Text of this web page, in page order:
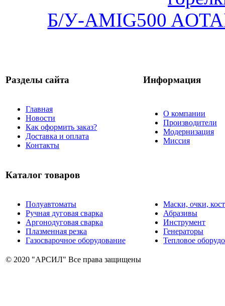
Б/У-AMIG500
Разделы сайта Информация
Главная
Новости
Как оформить заказ?
Доставка и оплата
Контакты
О компании
Производители
Модернизация
Миссия
Каталог товаров
Полуавтоматы
Ручная дуговая сварка
Аргонодуговая сварка
Плазменная резка
Газосварочное оборудование
Маски, очки,
Абразивы
Инструмент
Генераторы
Тепловое
© 2020 "АРСИЛ" Все права защищены